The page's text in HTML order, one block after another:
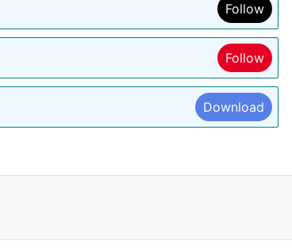
Follow
Follow
Download